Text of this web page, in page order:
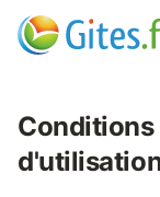
Conditions